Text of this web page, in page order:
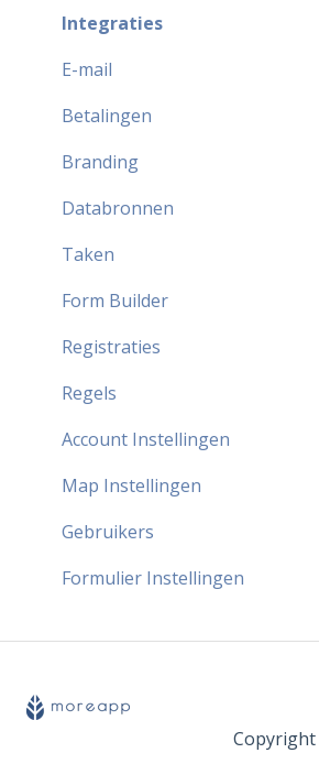
Integraties
E-mail
Betalingen
Branding
Databronnen
Taken
Form Builder
Registraties
Regels
Account Instellingen
Map Instellingen
Gebruikers
Formulier Instellingen